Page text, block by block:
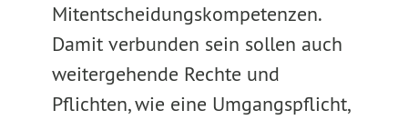
Mitentscheidungskompetenzen.
Damit verbunden sein sollen auch
weitergehende Rechte und
Pflichten, wie eine Umgangspflicht,